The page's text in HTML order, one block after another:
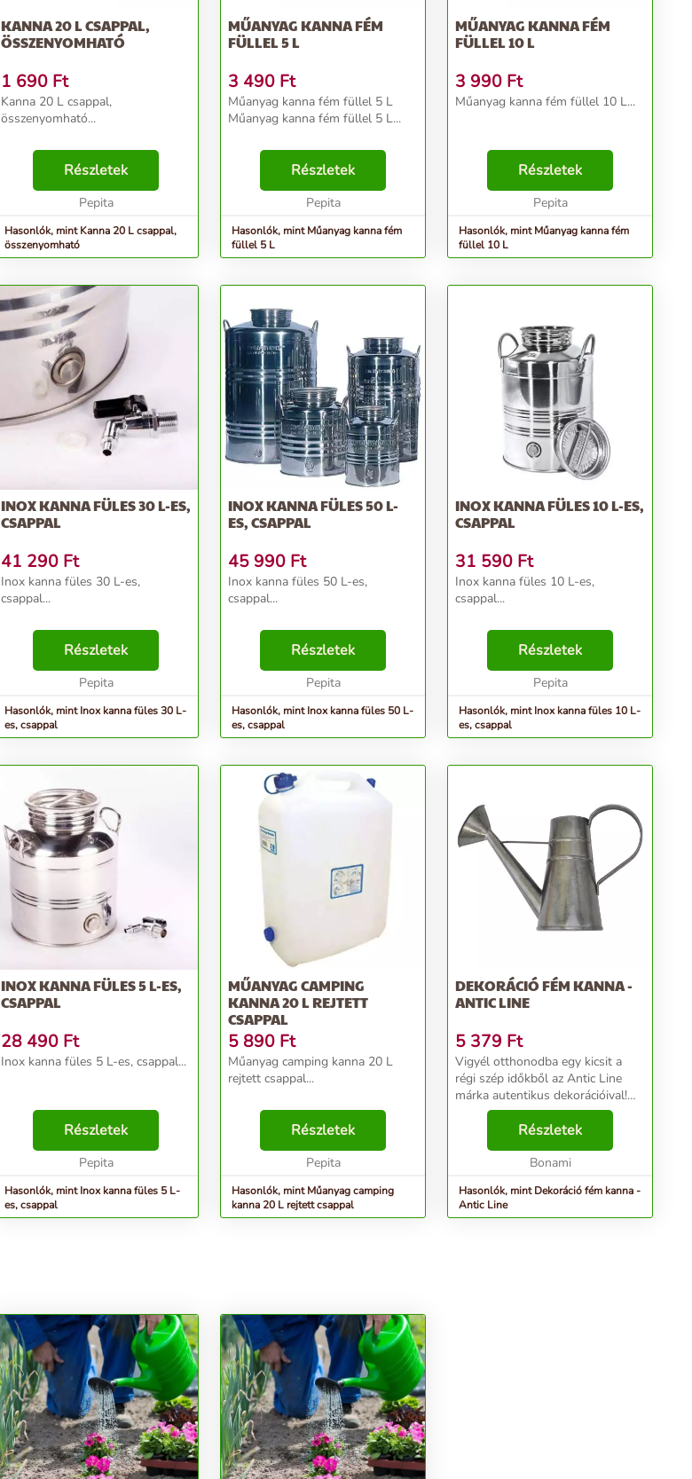
KANNA 20 L CSAPPAL,
ÖSSZENYOMHATÓ
1 690 Ft
Kanna 20 L csappal,
összenyomható...
Részletek
Pepita
Hasonlók, mint Kanna 20 L csappal,
összenyomható
MŰANYAG KANNA FÉM
FÜLLEL 5 L
3 490 Ft
Műanyag kanna fém füllel 5 L
Műanyag kanna fém füllel 5 L...
Részletek
Pepita
Hasonlók, mint Műanyag kanna fém
füllel 5 L
MŰANYAG KANNA FÉM
FÜLLEL 10 L
3 990 Ft
Műanyag kanna fém füllel 10 L...
Részletek
Pepita
Hasonlók, mint Műanyag kanna fém
füllel 10 L
INOX KANNA FÜLES 30 L-ES,
CSAPPAL
41 290 Ft
Inox kanna füles 30 L-es,
csappal...
Részletek
Pepita
Hasonlók, mint Inox kanna füles 30 L-
es, csappal
INOX KANNA FÜLES 50 L-
ES, CSAPPAL
45 990 Ft
Inox kanna füles 50 L-es,
csappal...
Részletek
Pepita
Hasonlók, mint Inox kanna füles 50 L-
es, csappal
INOX KANNA FÜLES 10 L-ES,
CSAPPAL
31 590 Ft
Inox kanna füles 10 L-es,
csappal...
Részletek
Pepita
Hasonlók, mint Inox kanna füles 10 L-
es, csappal
INOX KANNA FÜLES 5 L-ES,
CSAPPAL
28 490 Ft
Inox kanna füles 5 L-es, csappal...
Részletek
Pepita
Hasonlók, mint Inox kanna füles 5 L-
es, csappal
MŰANYAG CAMPING
KANNA 20 L REJTETT
CSAPPAL
5 890 Ft
Műanyag camping kanna 20 L
rejtett csappal...
Részletek
Pepita
Hasonlók, mint Műanyag camping
kanna 20 L rejtett csappal
DEKORÁCIÓ FÉM KANNA -
ANTIC LINE
5 379 Ft
Vigyél otthonodba egy kicsit a
régi szép időkből az Antic Line
márka autentikus dekorációival!
Megjegyzés: A kanna csak
dekorációs célokat szolgál....
Részletek
Bonami
Hasonlók, mint Dekoráció fém kanna -
Antic Line